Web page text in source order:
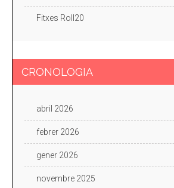
Fitxes Roll20
CRONOLOGIA
abril 2026
febrer 2026
gener 2026
novembre 2025